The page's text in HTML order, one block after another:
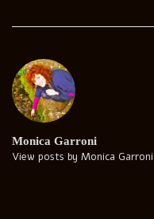
Monica Garroni
View posts by Monica Garroni